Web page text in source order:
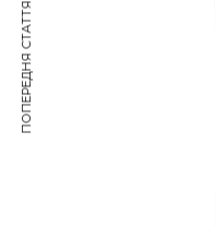
ПОПЕРЕДНЯ СТАТТЯ